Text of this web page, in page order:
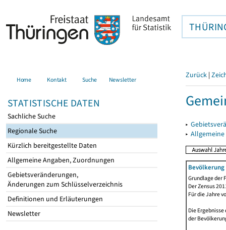
Home Kontakt Suche Newsletter
STATISTISCHE DATEN
Sachliche Suche
Regionale Suche
Kürzlich bereitgestellte Daten
Allgemeine Angaben, Zuordnungen
Gebietsveränderungen,
Änderungen zum Schlüsselverzeichnis
Definitionen und Erläuterungen
Newsletter
Zurück |
▸
▸
Grundlage der
Der Zensus
Für die Jahre
Die
der